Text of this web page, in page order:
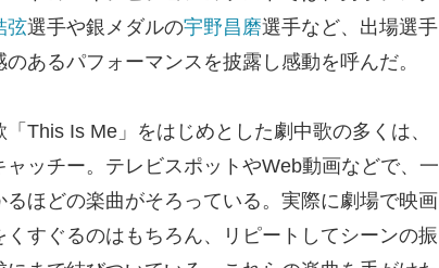
弦選手や銀メダルの宇野昌磨選手など、出場選手
あるパフォーマンスを披露し感動を呼んだ。
This Is Me」をはじめとした劇中歌の多くは、
ッチー。テレビスポットやWeb動画などで、一
ほどの楽曲がそろっている。実際に劇場で映画
すぐるのはもちろん、リピートしてシーンの振